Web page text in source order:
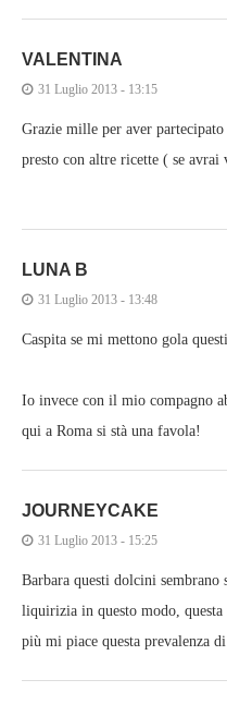
VALENTINA
31 Luglio 2013 - 13:15
Grazie mille per aver
presto con altre ricette ( se
LUNA B
31 Luglio 2013 - 13:48
Caspita se mi mettono gola
Io invece con il mio compagno
qui a Roma si stà una favola!
JOURNEYCAKE
31 Luglio 2013 - 15:25
Barbara questi dolcini
liquirizia in questo modo,
più mi piace questa prevalenza